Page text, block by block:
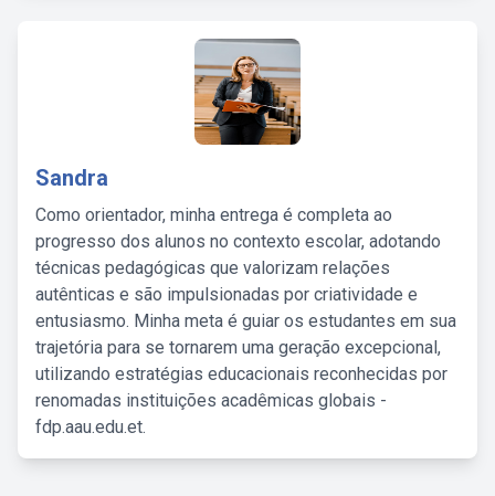
Sandra
Como orientador, minha entrega é completa ao
progresso dos alunos no contexto escolar, adotando
técnicas pedagógicas que valorizam relações
autênticas e são impulsionadas por criatividade e
entusiasmo. Minha meta é guiar os estudantes em sua
trajetória para se tornarem uma geração excepcional,
utilizando estratégias educacionais reconhecidas por
renomadas instituições acadêmicas globais -
fdp.aau.edu.et.